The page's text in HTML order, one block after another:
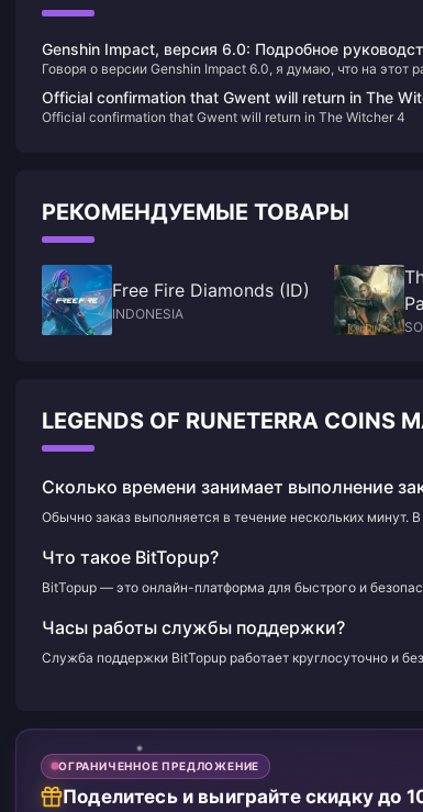
Genshin Impact, версия 6.0: Подробное
датам выхода и стратегиям получения Раумы и
Говоря о версии Genshin Impact 6.0, я думаю, что на этот
сентября 2025 года, не только принесет саппорта Дендро
основного ДД Электро Филину, но и одновременно вернет
Official confirmation that Gwent will return in The
Official confirmation that Gwent will return in The Witcher 4
РЕКОМЕНДУЕМЫЕ ТОВАРЫ
Free Fire Diamonds (ID)
INDONESIA
LEGENDS OF RUNETERRA
Сколько времени занимает выполнение
Обычно заказ выполняется в течение нескольких
Что такое BitTopup?
BitTopup — это онлайн-платформа для быстрого и
Часы работы службы поддержки?
Служба поддержки BitTopup работает круглосуточно и
ОГРАНИЧЕННОЕ ПРЕДЛОЖЕНИЕ
Поделитесь и выиграйте скидку до